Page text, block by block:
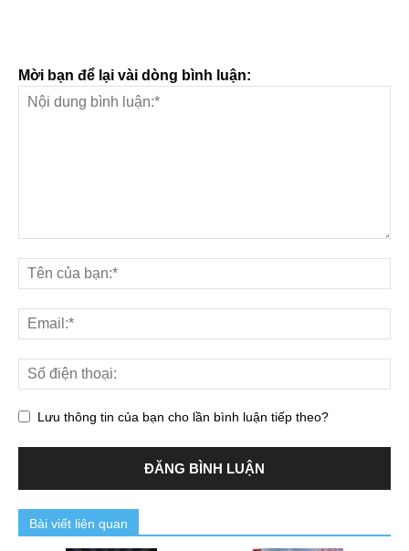
Mời bạn để lại vài dòng bình luận:
Lưu thông tin của bạn cho lần bình luận tiếp theo?
Bài viết liên quan